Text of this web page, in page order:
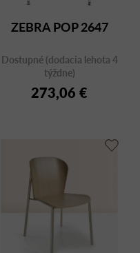
ZEBRA POP 2647
Dostupné (dodacia lehota 4
týždne)
273,06 €